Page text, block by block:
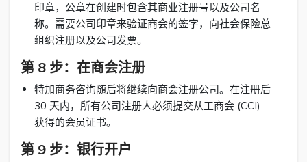
印章，公章在创建时包含其商业注册号以及公司名
称。需要公司印章来验证商会的签字，向社会保险总
组织注册以及公司发票。
第 8 步：在商会注册
特加商务咨询随后将继续向商会注册公司。在注册后
30 天内，所有公司注册人必须提交从工商会 (CCI)
获得的会员证书。
第 9 步：银行开户